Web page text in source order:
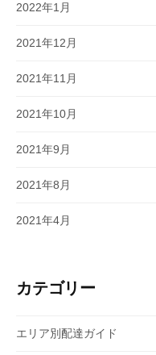
2022年1月
2021年12月
2021年11月
2021年10月
2021年9月
2021年8月
2021年4月
カテゴリー
エリア別配達ガイド